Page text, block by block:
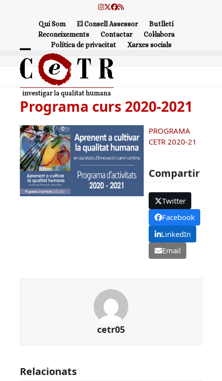
Instagram
Twitter
Facebook
RSS
Qui Som El Consell Assessor
Butlletí
Reconeixements
Contactar
Col·labora
Política de privacitat
Xarxes socials
Open
mobile
menu
Close
mobile
menu
Programa curs 2020-2021
PROGRAMA
CETR 2020-21
Compartir
Twitter
Facebook
LinkedIn
Email
cetr05
Relacionats